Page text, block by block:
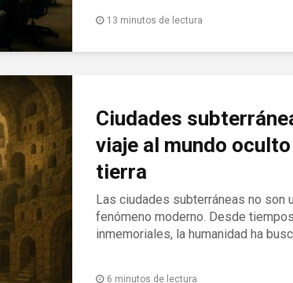
13 minutos de lectura
Ciudades
viaje al mundo
tierra
Las ciudades subterráneas no son
fenómeno moderno. Desde tiempos
inmemoriales, la humanidad ha
6 minutos de lectura